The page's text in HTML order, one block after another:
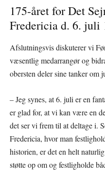
175-året for Det
Fredericia d. 6. juli
Afslutningsvis diskuterer vi
væsentlig medarrangør og
obersten deler sine tanker om
– Jeg synes, at 6. juli er en
er glad for, at vi kan være en
det ser vi frem til at deltage i.
Fredericia, hvor man
historien, er det en helt
støtte op om og festligholde